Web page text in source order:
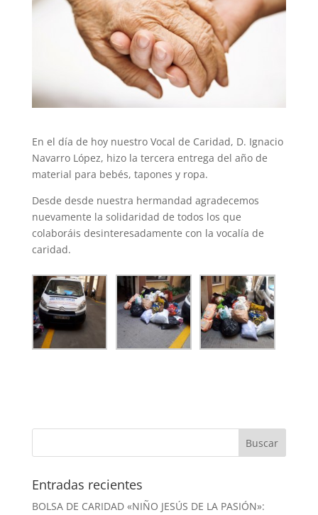
En el día de hoy nuestro Vocal de Caridad, D. Ignacio
Navarro López, hizo la tercera entrega del año de
material para bebés, tapones y ropa.
Desde desde nuestra hermandad agradecemos
nuevamente la solidaridad de todos los que
colaboráis desinteresadamente con la vocalía de
caridad.
Entradas recientes
BOLSA DE CARIDAD «NIÑO JESÚS DE LA PASIÓN»: